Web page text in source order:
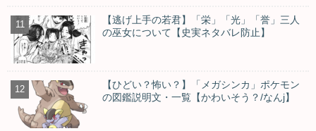
【逃げ上手の若君】「栄」「光」「誉」三人
の巫女について【史実ネタバレ防止】
【ひどい？怖い？】「メガシンカ」ポケモン
の図鑑説明文・一覧【かわいそう？/なんj】